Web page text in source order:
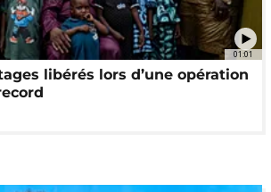
01:01
libérés lors d’une opération